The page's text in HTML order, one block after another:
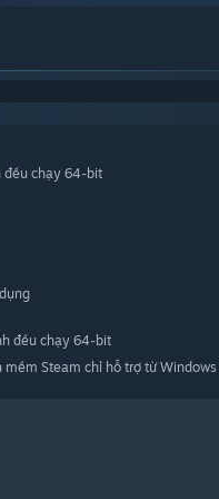
of gameplay area
crafted rooms
lead you through the world
with more than 2 hours
different outfits
from the old world
the integrated editor and
đều chạy 64-bit
đều chạy 64-bit
Steam chỉ hỗ trợ từ Windows